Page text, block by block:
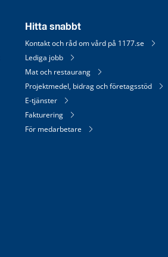
Hitta snabbt
Kontakt och råd om vård på 1177.se
Lediga jobb
Mat och restaurang
Projektmedel, bidrag och företagsstöd
E-tjänster
Fakturering
För medarbetare